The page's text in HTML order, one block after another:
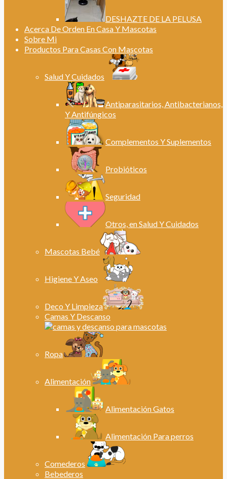
DESHAZTE DE LA PELUSA
Acerca De Orden En Casa Y Mascotas
Sobre Mi
Productos Para Casas Con Mascotas
Salud Y Cuidados
Antiparasitarios, Antibacterianos,
Y Antifúngicos
Complementos Y Suplementos
Probióticos
Seguridad
Otros, en Salud Y Cuidados
Mascotas Bebé
Higiene Y Aseo
Deco Y Limpieza
Camas Y Descanso
Ropa
Alimentación
Alimentación Gatos
Alimentación Para perros
Comederos
Bebederos